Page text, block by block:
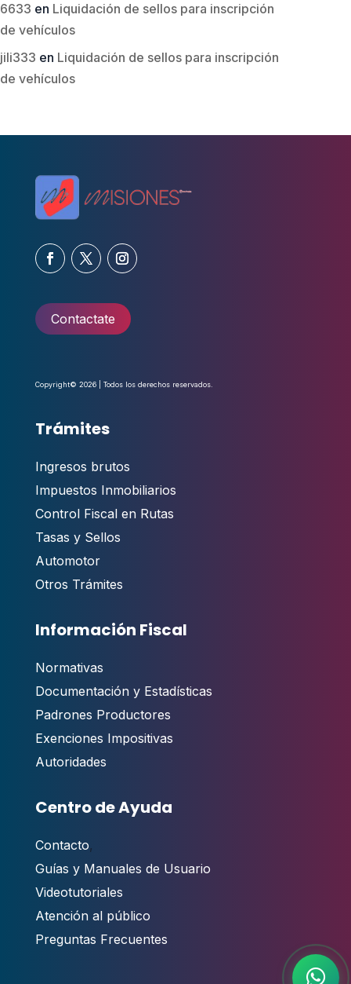
6633 en Liquidación de sellos para inscripción
de vehículos
jili333 en Liquidación de sellos para inscripción
de vehículos
Contactate
Copyright© 2026 | Todos los derechos reservados.
Trámites
Ingresos brutos
Impuestos Inmobiliarios
Control Fiscal en Rutas
Tasas y Sellos
Automotor
Otros Trámites
Información Fiscal
Normativas
Documentación y Estadísticas
Padrones Productores
Exenciones Impositivas
Autoridades
Centro de Ayuda
Contacto,
Guías y Manuales de Usuario
Videotutoriales
Atención al público
Preguntas Frecuentes